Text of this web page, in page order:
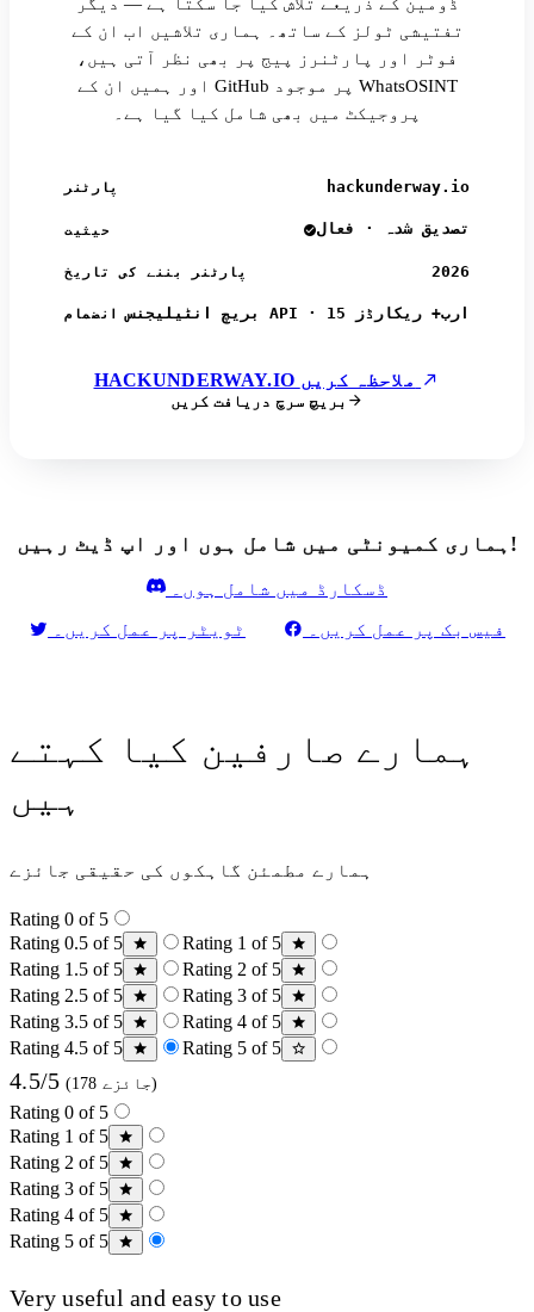
ڈومین کے ذریعے تلاش کیا جا سکتا ہے — دیگر
تفتیشی ٹولز کے ساتھ۔ ہماری تلاشیں اب ان کے
فوٹر اور پارٹنرز پیج پر بھی نظر آتی ہیں،
اور ہمیں ان کے GitHub پر موجود WhatsOSINT
پروجیکٹ میں بھی شامل کیا گیا ہے۔
پارٹنر hackunderway.io
حیثیت تصدیق شدہ · فعال
پارٹنر بننے کی تاریخ 2026
انضمام بریچ انٹیلیجنس API · 15 ارب+ ریکارڈز
بریچ سرچ دریافت کریں
ہماری کمیونٹی میں شامل ہوں اور اپ ڈیٹ رہیں!
ڈسکارڈ میں شامل ہوں۔
ٹویٹر پر عمل کریں۔
فیس بک پر عمل کریں۔
ہمارے صارفین کیا کہتے
ہیں
ہمارے مطمئن گاہکوں کی حقیقی جائزے
Rating 0 of 5
Rating 0.5 of 5
Rating 1 of 5
Rating 1.5 of 5
Rating 2 of 5
Rating 2.5 of 5
Rating 3 of 5
Rating 3.5 of 5
Rating 4 of 5
Rating 4.5 of 5
Rating 5 of 5
4.5/5 (178 جائزے)
Rating 0 of 5
Rating 1 of 5
Rating 2 of 5
Rating 3 of 5
Rating 4 of 5
Rating 5 of 5
Very useful and easy to use